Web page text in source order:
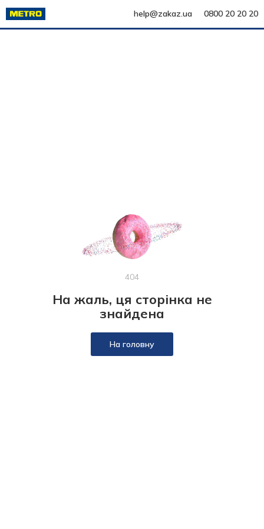
help@zakaz.ua 0800 20 20 20
404
На жаль, ця сторінка не
знайдена
На головну